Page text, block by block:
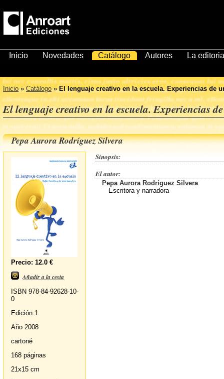
Inicio Novedades Catálogo Autores La
Inicio»Catálogo»El lenguaje creativo en la escuela. Experiencias de
El lenguaje creativo en la escuela. Experiencias
Pepa Aurora Rodríguez Silvera
Precio: 12.0 €
Añadir a la cesta
ISBN 978-84-92628-10-
0
Edición 1
Año 2008
cartoné
168 páginas
21x15 cm
Sinopsis:
El autor:
Pepa Aurora Rodríguez Silvera
Escritora y narradora